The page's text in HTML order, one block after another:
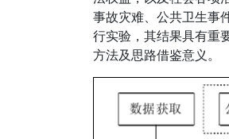
事故灾难、公共卫生事
行实验，其结果具有重
方法及思路借鉴意义。